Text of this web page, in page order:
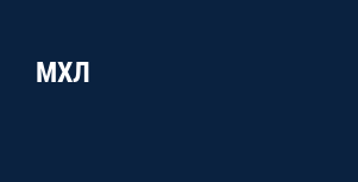
МХЛ